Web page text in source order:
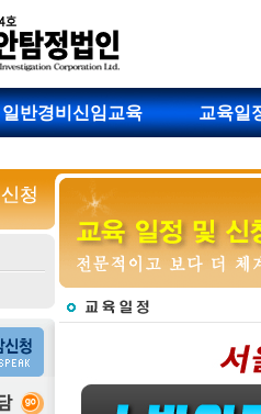
일반경비신임교육 교육일